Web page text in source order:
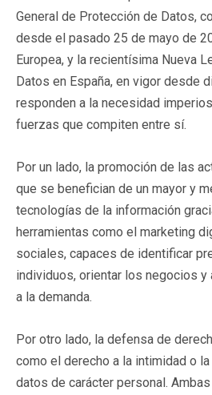
General de Protección de Datos,
desde el pasado 25 de mayo de
Europea, y la recientísima Nueva
Datos en España, en vigor desde
responden a la necesidad
fuerzas que compiten entre sí.
Por un lado, la promoción de las
que se benefician de un mayor y
tecnologías de la información
herramientas como el marketing
sociales, capaces de identificar
individuos, orientar los negocios y
a la demanda.
Por otro lado, la defensa de
como el derecho a la intimidad o
datos de carácter personal.